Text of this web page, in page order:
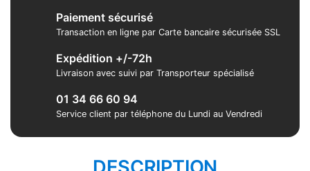
Paiement sécurisé
Transaction en ligne par Carte bancaire sécurisée SSL
Expédition +/-72h
Livraison avec suivi par Transporteur spécialisé
01 34 66 60 94
Service client par téléphone du Lundi au Vendredi